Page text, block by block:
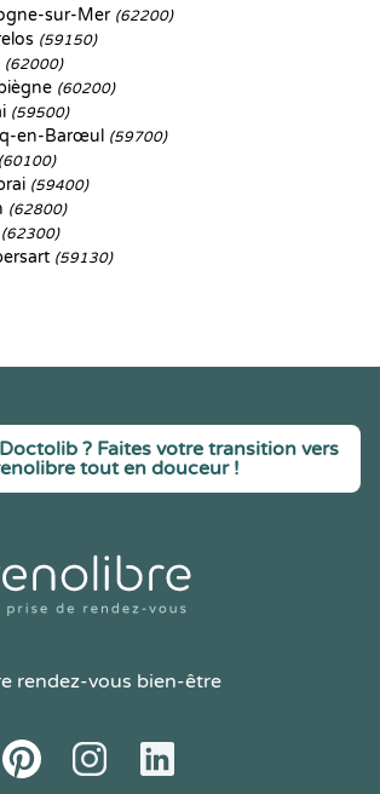
sur-Mer (62200)
(59150)
(62000)
(60200)
(59500)
en-Barœul (59700)
(60100)
(59400)
(62800)
(62300)
(59130)
? Faites votre transition vers
tout en douceur !
rendez-vous bien-être
PinteresetInstagramLinkedIn